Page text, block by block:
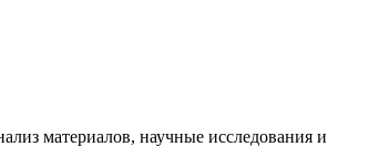
материалов, научные исследования и